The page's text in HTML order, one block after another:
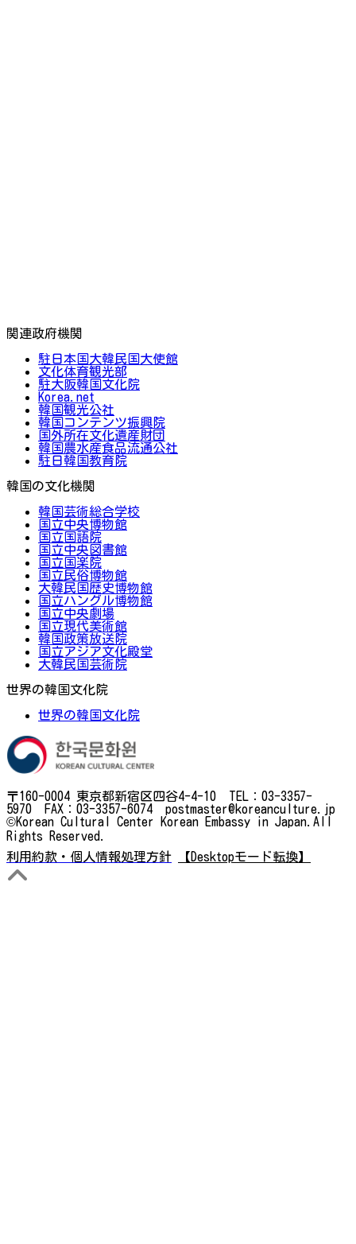
関連政府機関
駐日本国大韓民国大使館
文化体育観光部
駐大阪韓国文化院
Korea.net
韓国観光公社
韓国コンテンツ振興院
国外所在文化遺産財団
韓国農水産食品流通公社
駐日韓国教育院
韓国の文化機関
韓国芸術総合学校
国立中央博物館
国立国語院
国立中央図書館
国立国楽院
国立民俗博物館
大韓民国歴史博物館
国立ハングル博物館
国立中央劇場
国立現代美術館
韓国政策放送院
国立アジア文化殿堂
大韓民国芸術院
世界の韓国文化院
世界の韓国文化院
〒160-0004 東京都新宿区四谷4-4-10 TEL：03-3357-
5970 FAX：03-3357-6074 postmaster@koreanculture.jp
©Korean Cultural Center Korean Embassy in Japan.All
Rights Reserved.
利用約款・個人情報処理方針
【Desktopモード転換】